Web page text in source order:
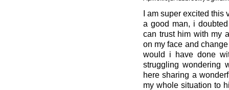
I am super excited
a good man, i
can trust him with my
on my face and
would i have done
struggling wondering
here sharing a
my whole situation to